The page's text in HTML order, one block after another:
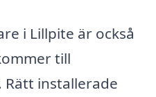
i Lillpite är också
till
installerade